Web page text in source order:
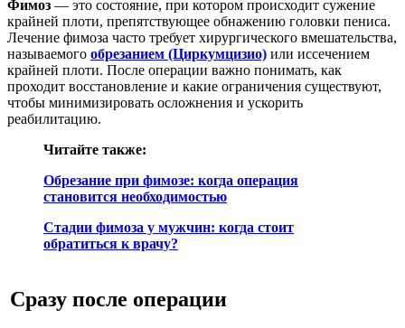
Фимоз — это состояние, при котором происходит сужение
крайней плоти, препятствующее обнажению головки пениса.
Лечение фимоза часто требует хирургического вмешательства,
называемого обрезанием (Циркумцизио) или иссечением
крайней плоти. После операции важно понимать, как
проходит восстановление и какие ограничения существуют,
чтобы минимизировать осложнения и ускорить
реабилитацию.
Читайте также:
Обрезание при фимозе: когда операция
становится необходимостью
Стадии фимоза у мужчин: когда стоит
обратиться к врачу?
Сразу после операции